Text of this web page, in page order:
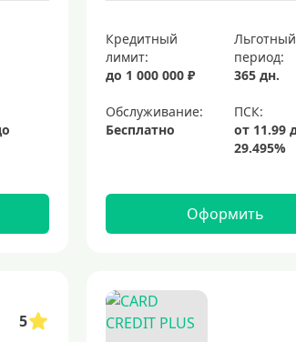
Кредитный
лимит:
до 1 000 000 ₽
Льготный
период:
365 дн.
Обслуживание:
Бесплатно
Оформить
5